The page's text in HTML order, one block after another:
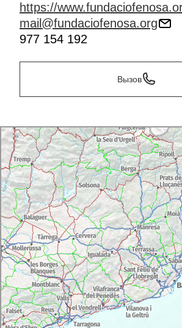
https://
mail@fundaciofenosa.org
977 154 192
Вызов